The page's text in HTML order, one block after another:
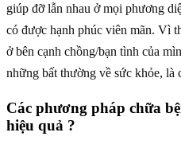
giúp đỡ lẫn nhau ở mọi phương
có được hạnh phúc viên mãn. Vì
ở bên cạnh chồng/bạn tình của
những bất thường về sức khỏe,
Các phương pháp chữa
hiệu quả ?